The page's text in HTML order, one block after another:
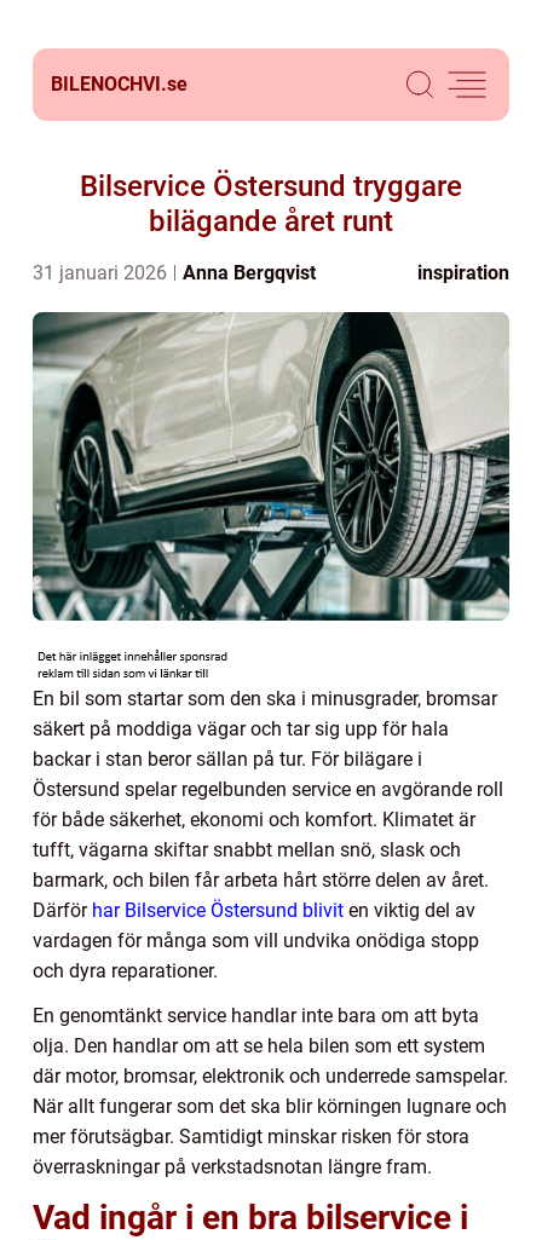
BILENOCHVI.se
Bilservice Östersund tryggare
bilägande året runt
31 januari 2026 Anna Bergqvist inspiration
En bil som startar som den ska i minusgrader, bromsar
säkert på moddiga vägar och tar sig upp för hala
backar i stan beror sällan på tur. För bilägare i
Östersund spelar regelbunden service en avgörande roll
för både säkerhet, ekonomi och komfort. Klimatet är
tufft, vägarna skiftar snabbt mellan snö, slask och
barmark, och bilen får arbeta hårt större delen av året.
Därför har Bilservice Östersund blivit en viktig del av
vardagen för många som vill undvika onödiga stopp
och dyra reparationer.
En genomtänkt service handlar inte bara om att byta
olja. Den handlar om att se hela bilen som ett system
där motor, bromsar, elektronik och underrede samspelar.
När allt fungerar som det ska blir körningen lugnare och
mer förutsägbar. Samtidigt minskar risken för stora
överraskningar på verkstadsnotan längre fram.
Vad ingår i en bra bilservice i